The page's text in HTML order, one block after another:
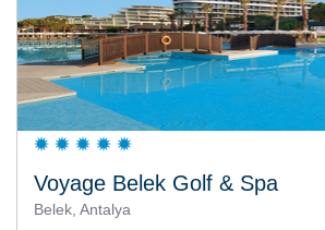
Voyage Belek Golf & Spa
Belek, Antalya